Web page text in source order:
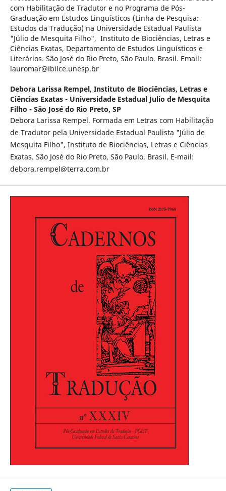
com Habilitação de Tradutor e no Programa de Pós-
Graduação em Estudos Linguísticos (Linha de Pesquisa:
Estudos da Tradução) na Universidade Estadual Paulista
"Júlio de Mesquita Filho", Instituto de Biociências, Letras e
Ciências Exatas, Departamento de Estudos Linguísticos e
Literários. São José do Rio Preto, São Paulo. Brasil. Email:
lauromar@ibilce.unesp.br
Debora Larissa Rempel, Instituto de Biociências, Letras e
Ciências Exatas - Universidade Estadual Julio de Mesquita
Filho - São José do Rio Preto, SP
Debora Larissa Rempel. Formada em Letras com Habilitação
de Tradutor pela Universidade Estadual Paulista "Júlio de
Mesquita Filho", Instituto de Biociências, Letras e Ciências
Exatas. São José do Rio Preto, São Paulo. Brasil. E-mail:
debora.rempel@terra.com.br